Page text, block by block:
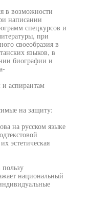
в возможности
написании
спецкурсов и
при
своеобразия в
языков, в
биографии и
и аспирантам
на защиту:
на русском языке
эстетическая
национальный